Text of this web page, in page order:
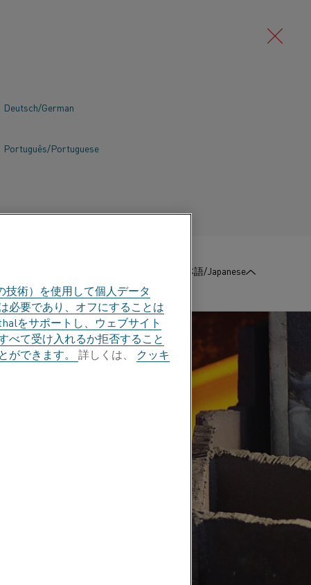
Deutsch/German
Português/Portuguese
日本語/Japanese
形には、希望のサイズを得るため
ス全体を通じて高温をキープするこ
術）を使用して個人データ
必要であり、オフにすることは
をサポートし、ウェブサイト
べて受け入れるか拒否すること
ができます。 詳しくは、 クッキ